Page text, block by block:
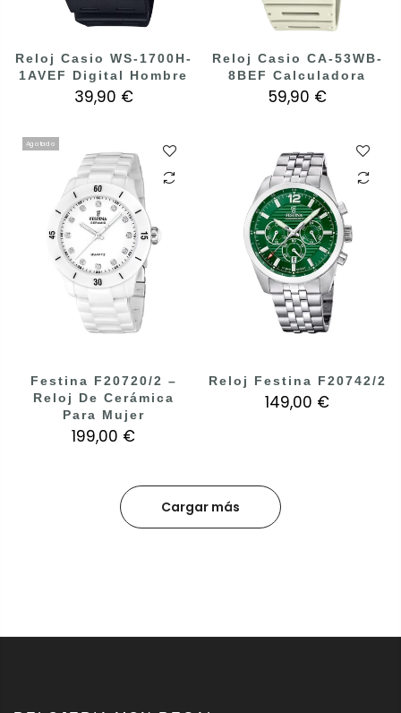
Reloj Casio WS-1700H-
1AVEF Digital Hombre
39,90 €
Reloj Casio CA-53WB-
8BEF Calculadora
59,90 €
Agotado
Festina F20720/2 –
Reloj De Cerámica
Para Mujer
199,00 €
Reloj Festina F20742/2
149,00 €
Cargar más